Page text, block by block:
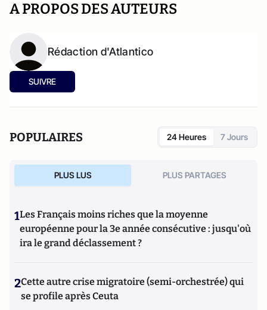
A PROPOS DES AUTEURS
Rédaction d'Atlantico
SUIVRE
POPULAIRES 24 Heures 7 Jours
PLUS LUS PLUS PARTAGES
1Les Français moins riches que la moyenne
européenne pour la 3e année consécutive : jusqu'où
ira le grand déclassement ?
2Cette autre crise migratoire (semi-orchestrée) qui
se profile après Ceuta